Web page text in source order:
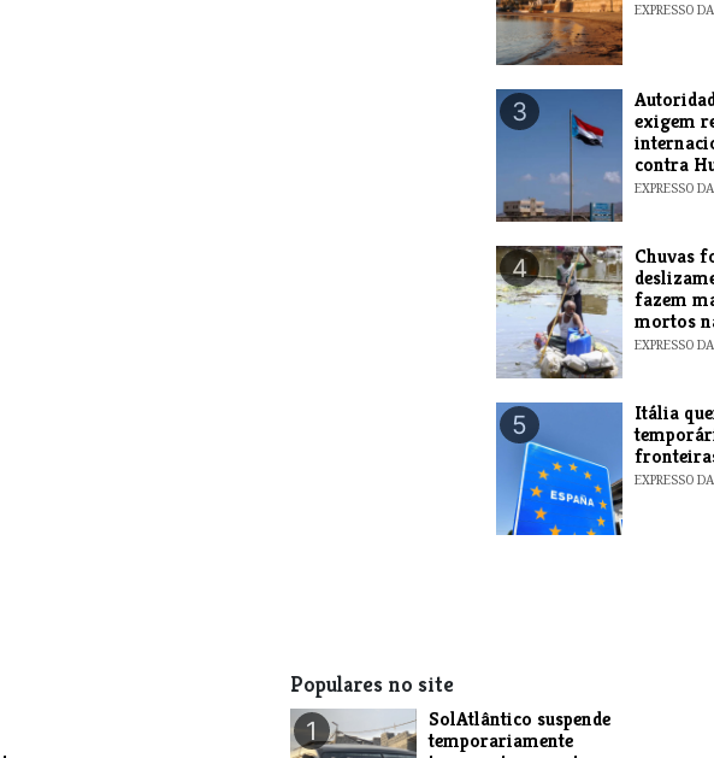
EXPRESSO
3
exigem
contra
EXPRESSO
4
Chuvas
fazem
mortos
EXPRESSO
5
Itália
EXPRESSO
Populares no site
1
SolAtlântico suspende
temporariamente